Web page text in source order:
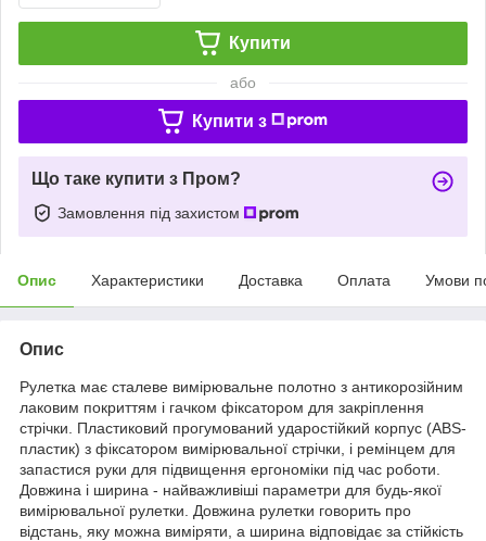
Купити
або
Купити з
Що таке купити з Пром?
Замовлення під захистом
Опис Характеристики Доставка Оплата Умови
Опис
Рулетка має сталеве вимірювальне полотно з антикорозійним
лаковим покриттям і гачком фіксатором для закріплення
стрічки. Пластиковий прогумований ударостійкий корпус (АВS-
пластик) з фіксатором вимірювальної стрічки, і ремінцем для
запастися руки для підвищення ергономіки під час роботи.
Довжина і ширина - найважливіші параметри для будь-якої
вимірювальної рулетки. Довжина рулетки говорить про
відстань, яку можна виміряти, а ширина відповідає за стійкість